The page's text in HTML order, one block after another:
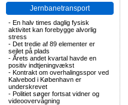
Jernbanetransport
- En halv times daglig fysisk
aktivitet kan forebygge alvorlig
stress
- Det tredie af 89 elementer er
sejlet på plads
- Årets andet kvartal havde en
positiv indtjeningvækst
- Kontrakt om overhalingsspor ved
Kalvebod i København er
underskrevet
- Politiet søger fortsat vidner og
videoovervågning